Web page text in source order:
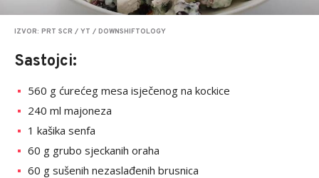
IZVOR: PRT SCR / YT / DOWNSHIFTOLOGY
Sastojci:
560 g ćurećeg mesa isječenog na kockice
240 ml majoneza
1 kašika senfa
60 g grubo sjeckanih oraha
60 g sušenih nezaslađenih brusnica